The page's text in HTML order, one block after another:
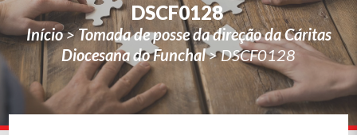
DSCF0128
Início>Tomada de posse da direção da Cáritas
Diocesana do Funchal>DSCF0128